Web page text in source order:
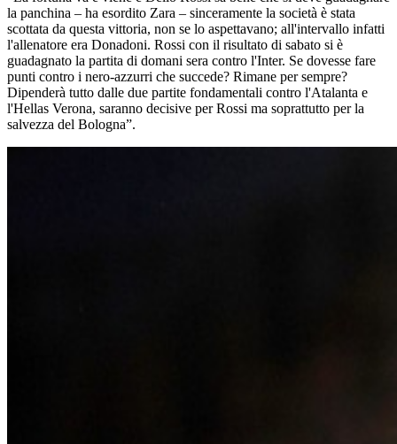
la panchina – ha esordito Zara – sinceramente la società è stata
scottata da questa vittoria, non se lo aspettavano; all'intervallo infatti
l'allenatore era Donadoni. Rossi con il risultato di sabato si è
guadagnato la partita di domani sera contro l'Inter. Se dovesse fare
punti contro i nero-azzurri che succede? Rimane per sempre?
Dipenderà tutto dalle due partite fondamentali contro l'Atalanta e
l'Hellas Verona, saranno decisive per Rossi ma soprattutto per la
salvezza del Bologna”.